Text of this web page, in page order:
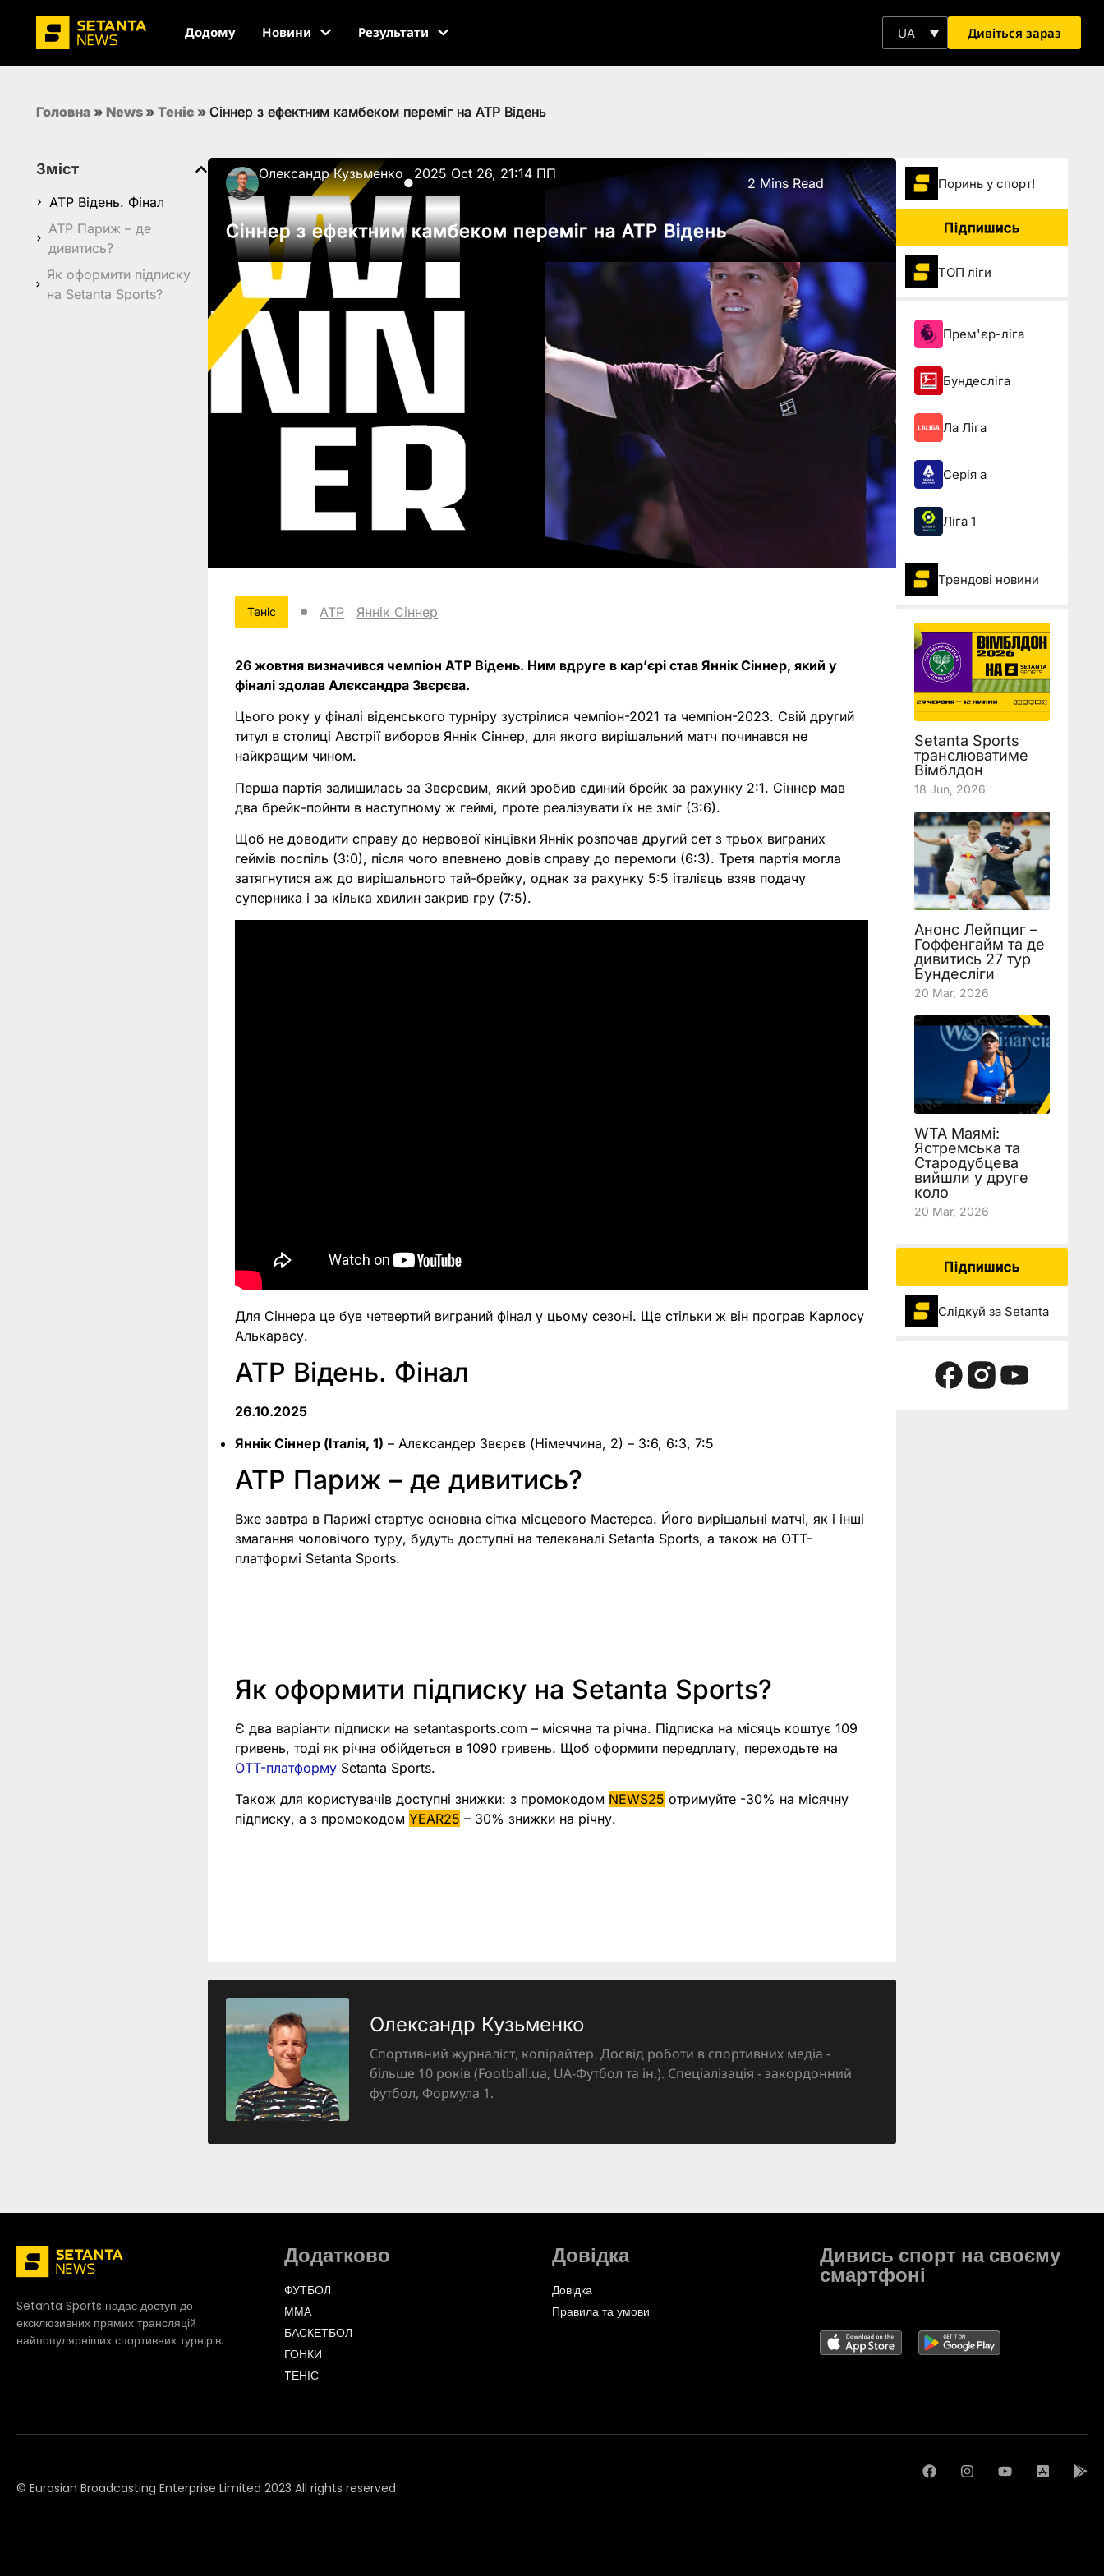
Додому Новини Результати UA Дивіться зараз
Головна » News » Теніс » Сіннер з ефектним камбеком переміг на ATP Відень
Зміст
ATP Відень. Фінал
ATP Париж – де
дивитись?
Як оформити підписку
на Setanta Sports?
Олександр Кузьменко
●
2025 Oct 26, 21:14 ПП
2 Mins Read
Сіннер з ефектним камбеком переміг на ATP Відень
Теніс ATP Яннік Сіннер
26 жовтня визначився чемпіон ATP Відень. Ним вдруге в карʼєрі став Яннік Сіннер, який у
фіналі здолав Алєксандра Звєрєва.
Цього року у фіналі віденського турніру зустрілися чемпіон-2021 та чемпіон-2023. Свій другий
титул в столиці Австрії виборов Яннік Сіннер, для якого вирішальний матч починався не
найкращим чином.
Перша партія залишилась за Звєрєвим, який зробив єдиний брейк за рахунку 2:1. Сіннер мав
два брейк-пойнти в наступному ж геймі, проте реалізувати їх не зміг (3:6).
Щоб не доводити справу до нервової кінцівки Яннік розпочав другий сет з трьох виграних
геймів поспіль (3:0), після чого впевнено довів справу до перемоги (6:3). Третя партія могла
затягнутися аж до вирішального тай-брейку, однак за рахунку 5:5 італієць взяв подачу
суперника і за кілька хвилин закрив гру (7:5).
Для Сіннера це був четвертий виграний фінал у цьому сезоні. Ще стільки ж він програв Карлосу
Алькарасу.
ATP Відень. Фінал
26.10.2025
Яннік Сіннер (Італія, 1) – Алєксандер Звєрєв (Німеччина, 2) – 3:6, 6:3, 7:5
ATP Париж – де дивитись?
Вже завтра в Парижі стартує основна сітка місцевого Мастерса. Його вирішальні матчі, як і інші
змагання чоловічого туру, будуть доступні на телеканалі Setanta Sports, а також на OTT-
платформі Setanta Sports.
Як оформити підписку на Setanta Sports?
Є два варіанти підписки на setantasports.com – місячна та річна. Підписка на місяць коштує 109
гривень, тоді як річна обійдеться в 1090 гривень. Щоб оформити передплату, переходьте на
OTT-платформу Setanta Sports.
Також для користувачів доступні знижки: з промокодом NEWS25 отримуйте -30% на місячну
підписку, а з промокодомYEAR25 – 30% знижки на річну.
Олександр Кузьменко
Спортивний журналіст, копірайтер. Досвід роботи в спортивних медіа -
більше 10 років (Football.ua, UA-Футбол та ін.). Спеціалізація - закордонний
футбол, Формула 1.
Поринь у спорт!
Підпишись
ТОП ліги
Прем'єр-ліга
Бундесліга
Ла Ліга
Серія а
Ліга 1
Трендові новини
Setanta Sports
транслюватиме
Вімблдон
18 Jun, 2026
Анонс Лейпциг –
Гоффенгайм та де
дивитись 27 тур
Бундесліги
20 Mar, 2026
WTA Маямі:
Ястремська та
Стародубцева
вийшли у друге
коло
20 Mar, 2026
Підпишись
Слідкуй за Setanta
Setanta Sports надає доступ до
ексклюзивних прямих трансляцій
найпопулярніших спортивних турнірів.
Додатково
ФУТБОЛ
ММА
БАСКЕТБОЛ
ГОНКИ
TЕНІС
Довідка
Довідка
Правила та умови
Дивись спорт на своєму
смартфоні
© Eurasian Broadcasting Enterprise Limited 2023 All rights reserved